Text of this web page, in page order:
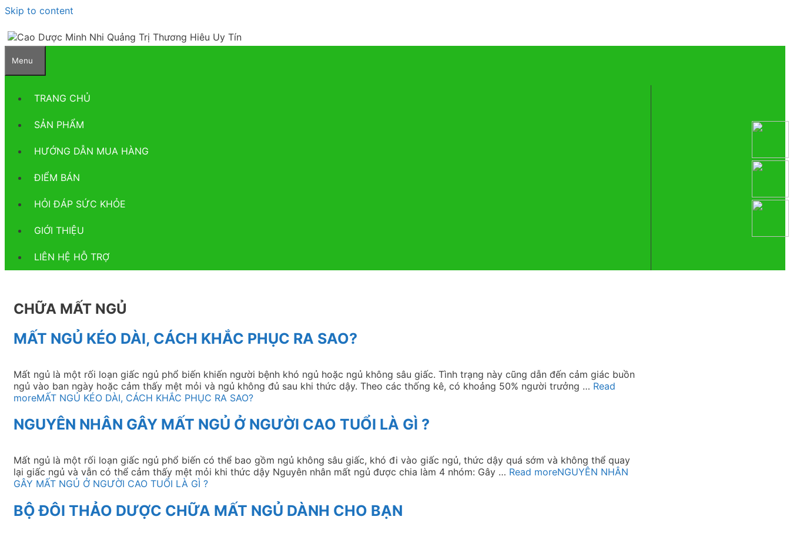
Skip to content
Menu
TRANG CHỦ
SẢN PHẨM
HƯỚNG DẪN MUA HÀNG
ĐIỂM BÁN
HỎI ĐÁP SỨC KHỎE
GIỚI THIỆU
LIÊN HỆ HỖ TRỢ
CHỮA MẤT NGỦ
MẤT NGỦ KÉO DÀI, CÁCH KHẮC PHỤC RA SAO?
Mất ngủ là một rối loạn giấc ngủ phổ biến khiến người bệnh khó ngủ hoặc ngủ không sâu giấc. Tình trạng này cũng dẫn đến cảm giác buồn
ngủ vào ban ngày hoặc cảm thấy mệt mỏi và ngủ không đủ sau khi thức dậy. Theo các thống kê, có khoảng 50% người trưởng … Read
moreMẤT NGỦ KÉO DÀI, CÁCH KHẮC PHỤC RA SAO?
NGUYÊN NHÂN GÂY MẤT NGỦ Ở NGƯỜI CAO TUỔI LÀ GÌ ?
Mất ngủ là một rối loạn giấc ngủ phổ biến có thể bao gồm ngủ không sâu giấc, khó đi vào giấc ngủ, thức dậy quá sớm và không thể quay
lại giấc ngủ và vẫn có thể cảm thấy mệt mỏi khi thức dậy Nguyên nhân mất ngủ được chia làm 4 nhóm: Gây … Read moreNGUYÊN NHÂN
GÂY MẤT NGỦ Ở NGƯỜI CAO TUỔI LÀ GÌ ?
BỘ ĐÔI THẢO DƯỢC CHỮA MẤT NGỦ DÀNH CHO BẠN